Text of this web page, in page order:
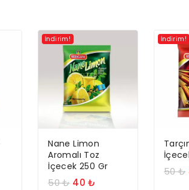
İndirim!
Nane Limon
Aromalı Toz
İçecek 250 Gr
50₺ 40₺
İndirim!
50₺